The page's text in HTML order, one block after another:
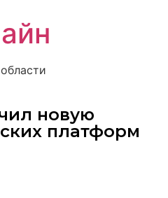
новую
платформ